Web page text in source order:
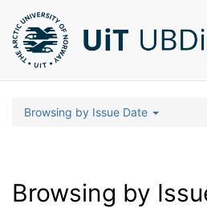
Browsing by Issue Date
Browsing by